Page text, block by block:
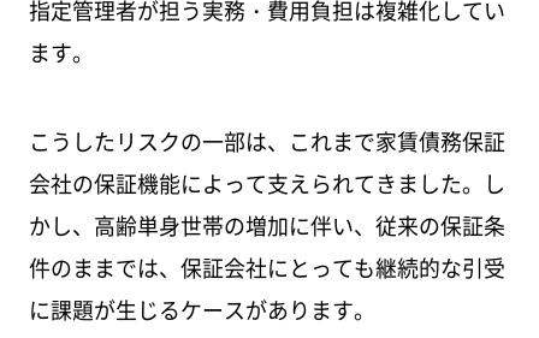
指定管理者が担う実務・費用負担は複雑化してい
ます。
こうしたリスクの一部は、これまで家賃債務保証
会社の保証機能によって支えられてきました。し
かし、高齢単身世帯の増加に伴い、従来の保証条
件のままでは、保証会社にとっても継続的な引受
に課題が生じるケースがあります。